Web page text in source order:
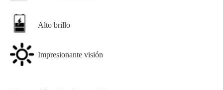
Alto brillo
Impresionante visión